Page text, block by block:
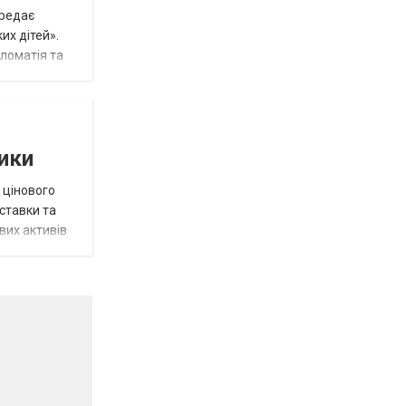
дітей».
та
та
активів